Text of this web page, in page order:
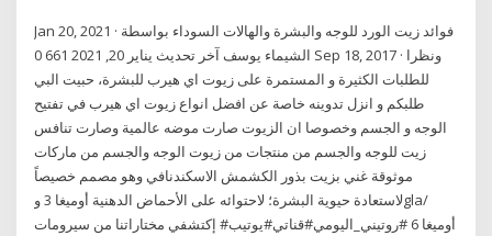
Jan 20, 2021 · فوائد زيت الورد للوجه والبشرة والهالات السوداء بواسطة
الشيماء يوسف آخر تحديث يناير 20, 2021 661 0 Sep 18, 2017 · ونظرا
للطلبات الكثيرة و المستمرة على زيوت اي هيرب للبشرة، حبيت البي
طلبكم و انزل تدوينه خاصة عن افضل انواع زيوت اي هيرب في تفتيح
الوجه و الجسم وخصوصا ان الزيوت صارت موضه عالمية وصارت تنافس
زيت للوجه والجسم من منتجات من زيوت الوجه والجسم من ماركات
موثوقة غني بزيت بذور الكشمش الاسكندنافي وهو مصمم خصيصاً
لاستعادة حيوية البشرة؛ لاحتوائه على الأحماض الدهنية أوميغا 3 وgla/
أوميغا 6 #روتيني_اليومي#قناتي#يوتيب# إكتشفي مختاراتنا من سيرومات